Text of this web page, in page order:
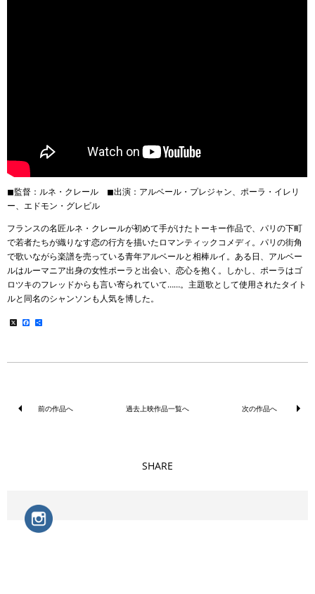
◼︎監督：ルネ・クレール ◼︎出演：アルベール・プレジャン、ポーラ・イレリ
ー、エドモン・グレビル
フランスの名匠ルネ・クレールが初めて手がけたトーキー作品で、パリの下町
で若者たちが織りなす恋の行方を描いたロマンティックコメディ。パリの街角
で歌いながら楽譜を売っている青年アルベールと相棒ルイ。ある日、アルベー
ルはルーマニア出身の女性ポーラと出会い、恋心を抱く。しかし、ポーラはゴ
ロツキのフレッドからも言い寄られていて……。主題歌として使用されたタイト
ルと同名のシャンソンも人気を博した。
X Facebook
前の作品へ 過去上映作品一覧へ 次の作品へ
SHARE